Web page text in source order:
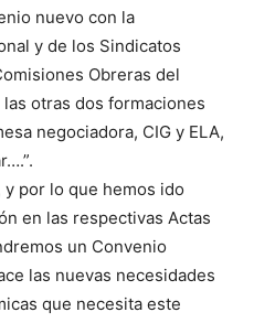
nuevo con la
y de los Sindicatos
Obreras del
otras dos formaciones
negociadora, CIG y ELA,
por lo que hemos ido
en las respectivas Actas
un Convenio
las nuevas necesidades
que necesita este